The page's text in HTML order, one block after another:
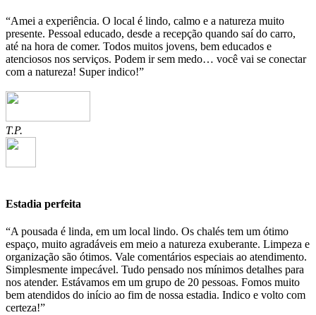
“Amei a experiência. O local é lindo, calmo e a natureza muito
presente. Pessoal educado, desde a recepção quando saí do carro,
até na hora de comer. Todos muitos jovens, bem educados e
atenciosos nos serviços. Podem ir sem medo… você vai se conectar
com a natureza! Super indico!”
T.P.
Estadia perfeita
“A pousada é linda, em um local lindo. Os chalés tem um ótimo
espaço, muito agradáveis em meio a natureza exuberante. Limpeza e
organização são ótimos. Vale comentários especiais ao atendimento.
Simplesmente impecável. Tudo pensado nos mínimos detalhes para
nos atender. Estávamos em um grupo de 20 pessoas. Fomos muito
bem atendidos do início ao fim de nossa estadia. Indico e volto com
certeza!”